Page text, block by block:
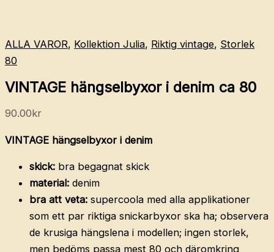
ALLA VAROR, Kollektion Julia, Riktig vintage, Storlek
80
VINTAGE hängselbyxor i denim ca 80
90.00kr
VINTAGE hängselbyxor i denim
skick: bra begagnat skick
material: denim
bra att veta: supercoola med alla applikationer
som ett par riktiga snickarbyxor ska ha; observera
de krusiga hängslena i modellen; ingen storlek,
men bedöms passa mest 80 och däromkring